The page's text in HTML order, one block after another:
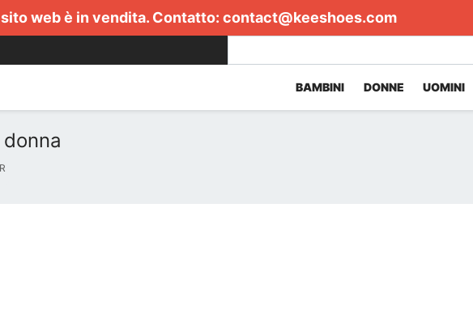
web è in vendita. Contatto: contact@keeshoes.com
BAMBINI DONNE UOMINI